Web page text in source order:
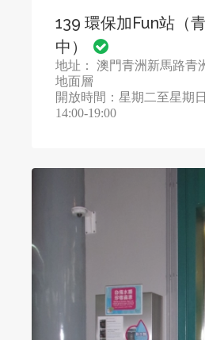
139 環保加Fun站（
中）
地址： 澳門青洲新馬路青
地面層
開放時間：星期二至星期
14:00-19:00